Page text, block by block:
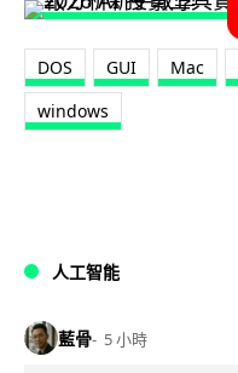
DOS GUI Mac
windows
人工智能
藍骨 5 小時